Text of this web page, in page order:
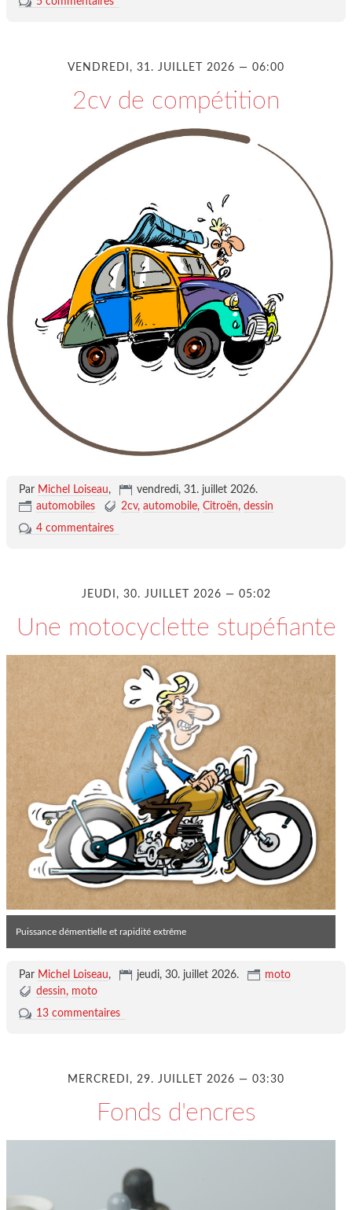
VENDREDI, 31. JUILLET 2026 — 06:00
2cv de compétition
Par Michel Loiseau, vendredi, 31. juillet 2026.
automobiles
2cv automobile Citroën dessin
4 commentaires
JEUDI, 30. JUILLET 2026 — 05:02
Une motocyclette stupéfiante
Puissance démentielle et rapidité extrême
Par Michel Loiseau, jeudi, 30. juillet 2026.
moto
dessin
moto
13 commentaires
MERCREDI, 29. JUILLET 2026 — 03:30
Fonds d'encres